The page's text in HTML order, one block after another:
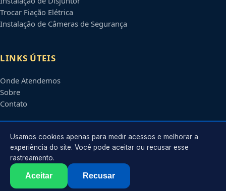
Trocar Fiação Elétrica
Instalação de Câmeras de Segurança
LINKS ÚTEIS
Onde Atendemos
Sobre
Contato
CONTATO
Atendimento em
contato@eletricistabelohorizonte.com.br
2026 Belo Horizonte
. Todos os direitos reservados.
Usamos cookies apenas para medir acessos e melhorar a
experiência do site. Você pode aceitar ou recusar esse
rastreamento.
Aceitar Recusar